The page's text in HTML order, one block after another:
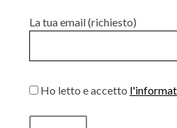
La tua email (richiesto)
Ho letto e accetto